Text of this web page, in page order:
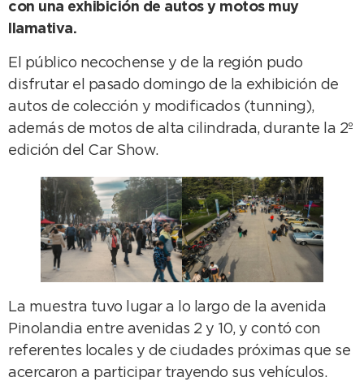
con una exhibición de autos y motos muy
llamativa.
El público necochense y de la región pudo
disfrutar el pasado domingo de la exhibición de
autos de colección y modificados (tunning),
además de motos de alta cilindrada, durante la 2º
edición del Car Show.
La muestra tuvo lugar a lo largo de la avenida
Pinolandia entre avenidas 2 y 10, y contó con
referentes locales y de ciudades próximas que se
acercaron a participar trayendo sus vehículos.